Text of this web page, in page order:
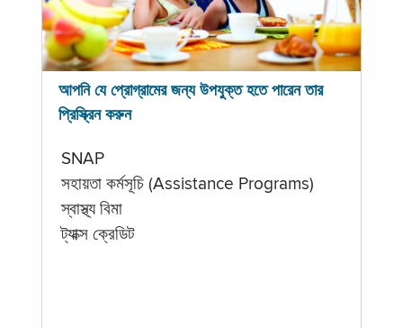
আপনি যে প্রোগ্রামের জন্য উপযুক্ত হতে পারেন তার
প্রিস্ক্রিন করুন
SNAP
সহায়তা কর্মসূচি (Assistance Programs)
স্বাস্থ্য বিমা
ট্যাক্স ক্রেডিট